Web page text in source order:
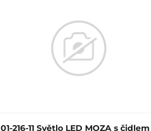
01-216-11 Světlo LED MOZA s čidlem